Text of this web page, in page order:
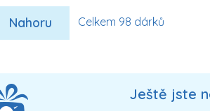
Nahoru Celkem 98 dárků
Ještě jste